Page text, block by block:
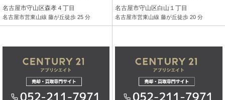
名古屋市守山区森孝４丁目
名古屋市営東山線 藤が丘徒歩 25 分
名古屋市守山区白山１丁目
名古屋市営東山線 藤が丘徒歩 20 分